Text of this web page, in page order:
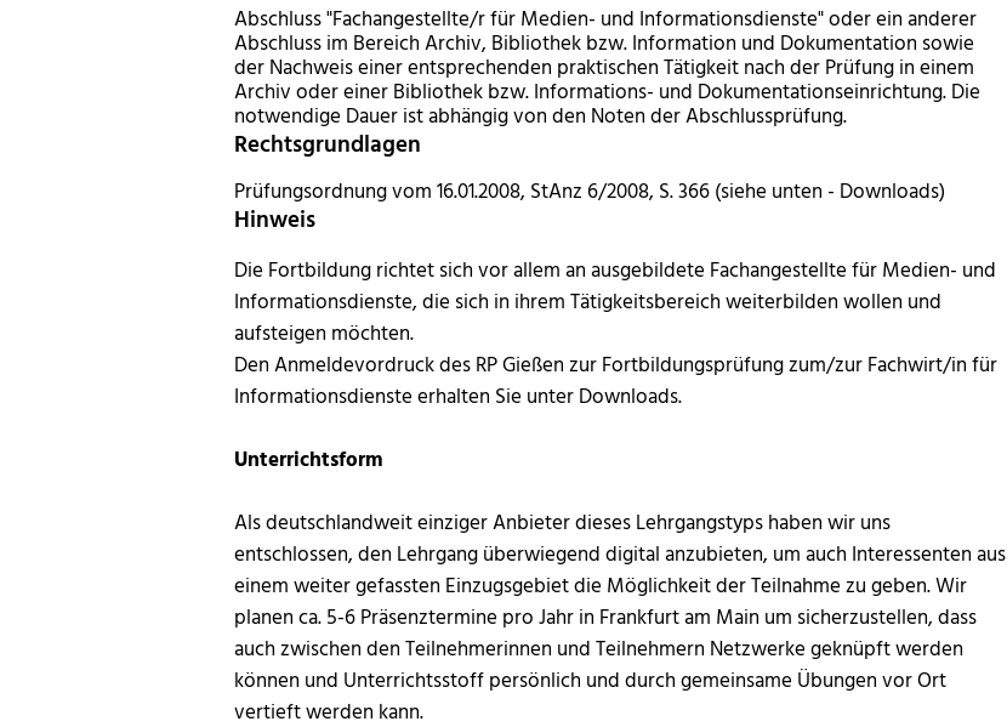
Abschluss "Fachangestellte/r für Medien- und Informationsdienste" oder ein anderer
Abschluss im Bereich Archiv, Bibliothek bzw. Information und Dokumentation sowie
der Nachweis einer entsprechenden praktischen Tätigkeit nach der Prüfung in einem
Archiv oder einer Bibliothek bzw. Informations- und Dokumentationseinrichtung. Die
notwendige Dauer ist abhängig von den Noten der Abschlussprüfung.
Rechtsgrundlagen
Prüfungsordnung vom 16.01.2008, StAnz 6/2008, S. 366 (siehe unten - Downloads)
Hinweis
Die Fortbildung richtet sich vor allem an ausgebildete Fachangestellte für Medien- und
Informationsdienste, die sich in ihrem Tätigkeitsbereich weiterbilden wollen und
aufsteigen möchten.
Den Anmeldevordruck des RP Gießen zur Fortbildungsprüfung zum/zur Fachwirt/in für
Informationsdienste erhalten Sie unter Downloads.
Unterrichtsform
Als deutschlandweit einziger Anbieter dieses Lehrgangstyps haben wir uns
entschlossen, den Lehrgang überwiegend digital anzubieten, um auch Interessenten aus
einem weiter gefassten Einzugsgebiet die Möglichkeit der Teilnahme zu geben. Wir
planen ca. 5-6 Präsenztermine pro Jahr in Frankfurt am Main um sicherzustellen, dass
auch zwischen den Teilnehmerinnen und Teilnehmern Netzwerke geknüpft werden
können und Unterrichtsstoff persönlich und durch gemeinsame Übungen vor Ort
vertieft werden kann.